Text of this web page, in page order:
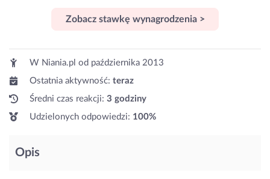
Zobacz stawkę wynagrodzenia >
W Niania.pl od października 2013
Ostatnia aktywność: teraz
Średni czas reakcji: 3 godziny
Udzielonych odpowiedzi: 100%
Opis